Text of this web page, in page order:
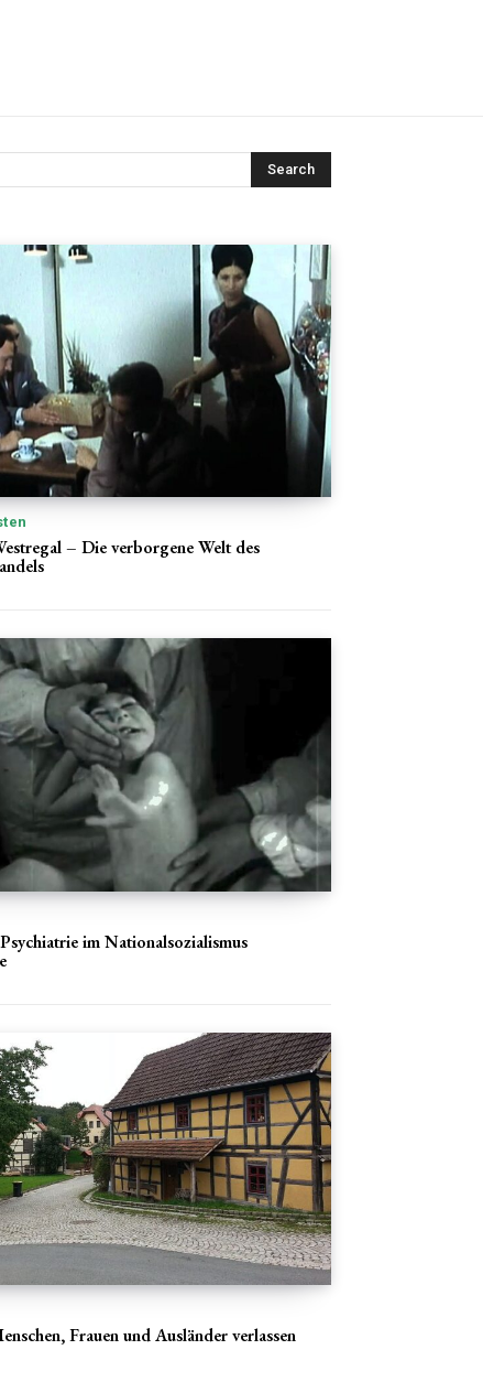
Search
– Die verborgene Welt des
im Nationalsozialismus
Frauen und Ausländer verlassen